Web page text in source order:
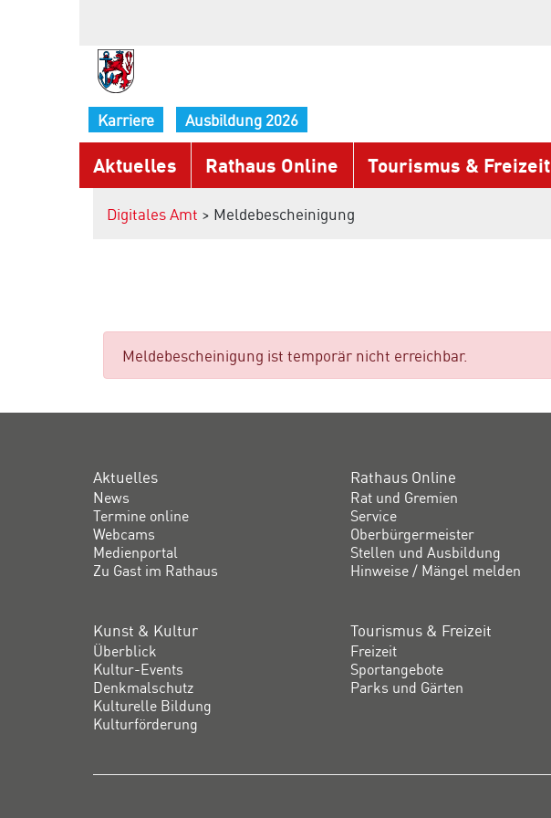
Karriere Ausbildung 2026
Aktuelles Rathaus Online Tourismus & Freizeit
Digitales Amt > Meldebescheinigung
Meldebescheinigung ist temporär nicht erreichbar.
Aktuelles
News
Termine online
Webcams
Medienportal
Zu Gast im Rathaus
Rathaus Online
Rat und Gremien
Service
Oberbürgermeister
Stellen und Ausbildung
Hinweise / Mängel melden
Kunst & Kultur
Überblick
Kultur-Events
Denkmalschutz
Kulturelle Bildung
Kulturförderung
Tourismus & Freizeit
Freizeit
Sportangebote
Parks und Gärten